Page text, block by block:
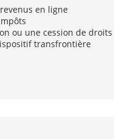
en ligne
ou une cession de droits
transfrontière